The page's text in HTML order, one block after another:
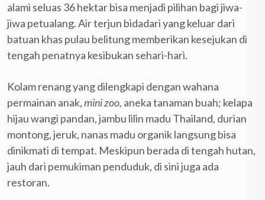
alami seluas 36 hektar bisa menjadi pilihan bagi jiwa-
jiwa petualang. Air terjun bidadari yang keluar dari
batuan khas pulau belitung memberikan kesejukan di
tengah penatnya kesibukan sehari-hari.
Kolam renang yang dilengkapi dengan wahana
permainan anak,mini zoo, aneka tanaman buah; kelapa
hijau wangi pandan, jambu lilin madu Thailand, durian
montong, jeruk, nanas madu organik langsung bisa
dinikmati di tempat. Meskipun berada di tengah hutan,
jauh dari pemukiman penduduk, di sini juga ada
restoran.